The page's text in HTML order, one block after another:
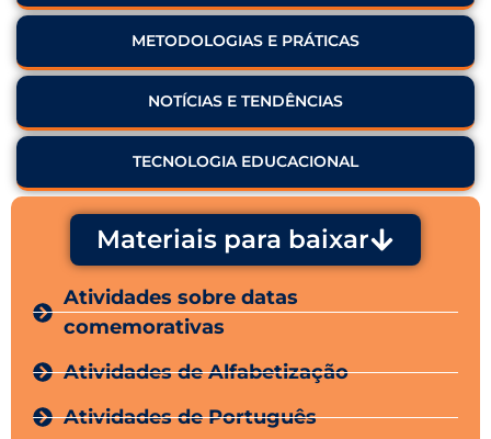
METODOLOGIAS E PRÁTICAS
NOTÍCIAS E TENDÊNCIAS
TECNOLOGIA EDUCACIONAL
Materiais para baixar
Atividades sobre datas
comemorativas
Atividades de Alfabetização
Atividades de Português